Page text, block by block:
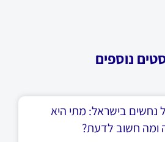
נוספים
נחשים בישראל: מתי היא
ומה חשוב לדעת?